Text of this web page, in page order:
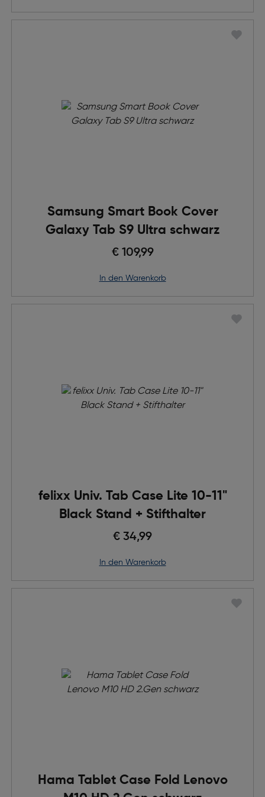
Samsung Smart Book Cover
Galaxy Tab S9 Ultra schwarz
€ 109,99
in den Warenkorb
felixx Univ. Tab Case Lite 10-11"
Black Stand + Stifthalter
€ 34,99
in den Warenkorb
Hama Tablet Case Fold Lenovo